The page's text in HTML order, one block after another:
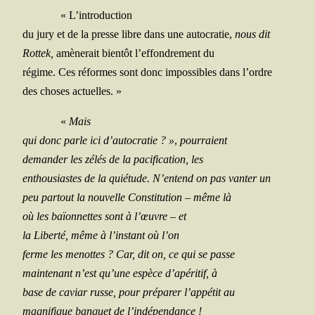
« L’introduction
du jury et de la presse libre dans une auto­cra­tie, nous dit
Rot­tek, amè­ne­rait bien­tôt l’effondrement du
régime. Ces réformes sont donc impos­sibles dans l’ordre
des choses actuelles. »
« Mais
qui donc parle ici d’autocratie ? », pour­raient
deman­der les zélés de la paci­fi­ca­tion, les
enthou­siastes de la quié­tude. N’entend on pas van­ter un
peu par­tout la nou­velle Consti­tu­tion – même là
où les baïon­nettes sont à l’œuvre – et
la Liber­té, même à l’instant où l’on
ferme les menottes ? Car, dit on, ce qui se passe
main­te­nant n’est qu’une espèce d’apéritif, à
base de caviar russe, pour pré­pa­rer l’appétit au
magni­fique ban­quet de l’indépendance !